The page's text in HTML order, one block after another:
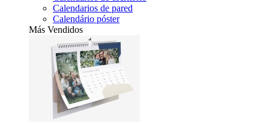
Calendarios de pared
Calendário póster
Más Vendidos